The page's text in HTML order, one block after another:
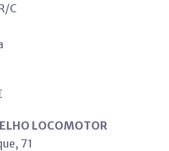
C
LOCOMOTOR
71